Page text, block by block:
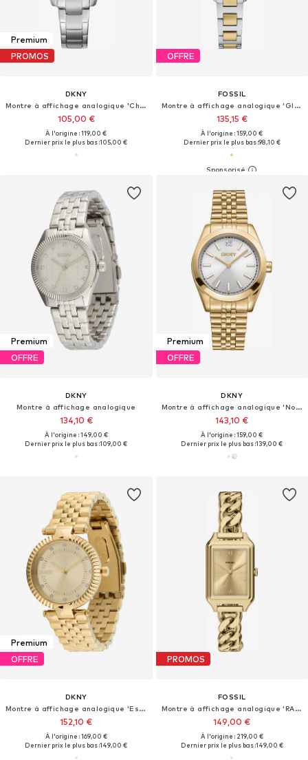
Premium
PROMOS
DKNY
Montre à affichage analogique 'Chambers Sport'
105,00 €
À l'origine : 119,00 €
Dernier prix le plus bas :105,00 €
OFFRE
FOSSIL
Montre à affichage analogique 'GILMORE'
135,15 €
À l'origine : 159,00 €
Dernier prix le plus bas :98,10 €
Premium
OFFRE
DKNY
Montre à affichage analogique
134,10 €
À l'origine : 149,00 €
Dernier prix le plus bas :109,00 €
Premium
OFFRE
DKNY
Montre à affichage analogique 'Nolita Midi'
143,10 €
À l'origine : 159,00 €
Dernier prix le plus bas :139,00 €
Premium
OFFRE
DKNY
Montre à affichage analogique 'Essential Glitz'
152,10 €
À l'origine : 169,00 €
Dernier prix le plus bas :149,00 €
PROMOS
FOSSIL
Montre à affichage analogique 'RAQUEL'
149,00 €
À l'origine : 219,00 €
Dernier prix le plus bas :149,00 €